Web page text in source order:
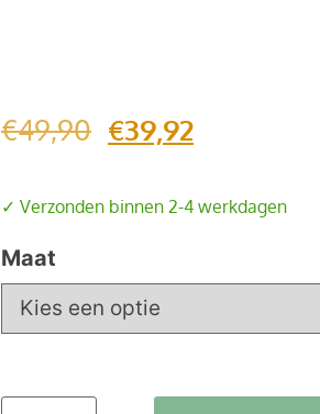
€49,90 €39,92
✓ Verzonden binnen 2-4 werkdagen
Maat